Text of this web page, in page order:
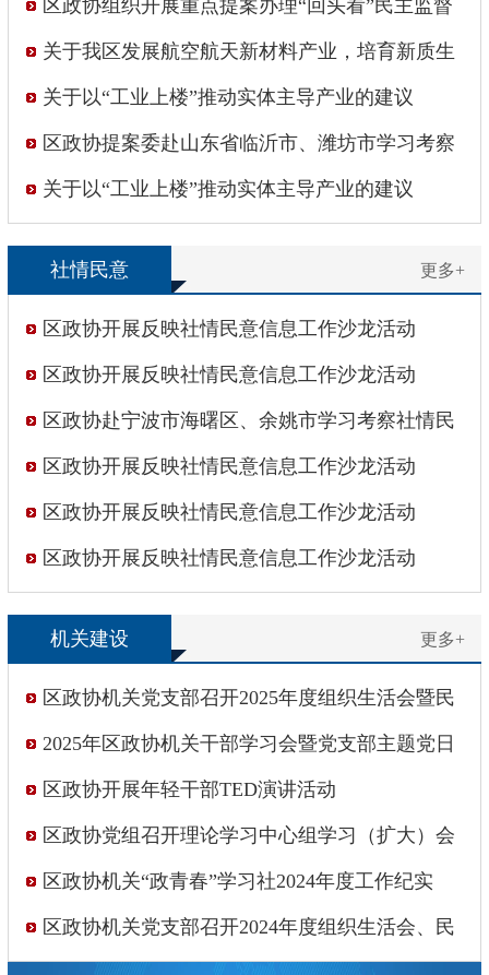
专题培训会
区政协组织开展重点提案办理“回头看”民主监督
活动关于我区发展航空航天新材料产业，培育新质生
产力的建议
关于以“工业上楼”推动实体主导产业的建议
区政协提案委赴山东省临沂市、潍坊市学习考察
关于以“工业上楼”推动实体主导产业的建议
更多+
社情民意
区政协开展反映社情民意信息工作沙龙活动
区政协开展反映社情民意信息工作沙龙活动
区政协赴宁波市海曙区、余姚市学习考察社情民
意信息工作
区政协开展反映社情民意信息工作沙龙活动
区政协开展反映社情民意信息工作沙龙活动
区政协开展反映社情民意信息工作沙龙活动
更多+
机关建设
区政协机关党支部召开2025年度组织生活会暨民
主评议党员会议
2025年区政协机关干部学习会暨党支部主题党日
活动区政协开展年轻干部TED演讲活动
区政协党组召开理论学习中心组学习（扩大）会
区政协机关“政青春”学习社2024年度工作纪实
区政协机关党支部召开2024年度组织生活会、民